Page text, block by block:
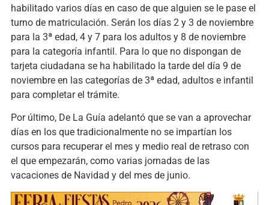
habilitado varios días en caso de que alguien se le pase el
turno de matriculación. Serán los días 2 y 3 de noviembre
para la 3ª edad, 4 y 7 para los adultos y 8 de noviembre
para la categoría infantil. Para lo que no dispongan de
tarjeta ciudadana se ha habilitado la tarde del día 9 de
noviembre en las categorías de 3ª edad, adultos e infantil
para completar el trámite.
Por último, De La Guía adelantó que se van a aprovechar
días en los que tradicionalmente no se impartían los
cursos para recuperar el mes y medio real de retraso con
el que empezarán, como varias jornadas de las
vacaciones de Navidad y del mes de junio.